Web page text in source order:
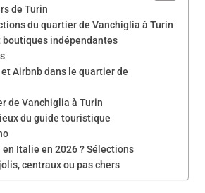
de Turin
du quartier de Vanchiglia à Turin
boutiques indépendantes
Airbnb dans le quartier de
de Vanchiglia à Turin
du guide touristique
en Italie en 2026 ? Sélections
centraux ou pas chers